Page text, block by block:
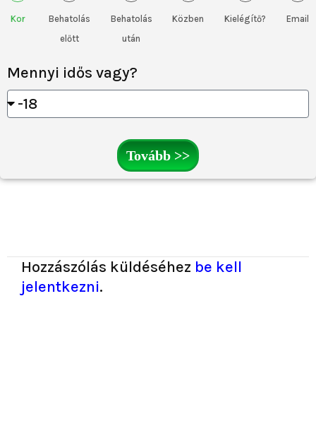
Kor
Behatolás
előtt
Behatolás
után
Közben Kielégítő? Email
Mennyi idős vagy?
Tovább >>
Hozzászólás küldéséhez be kell
jelentkezni.